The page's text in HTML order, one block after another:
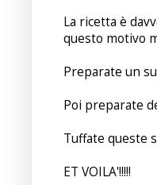
La ricetta è
questo motivo
Preparate un
Poi preparate
Tuffate queste
ET VOILA'!!!!!